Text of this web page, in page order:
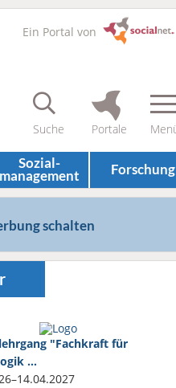
Ein Portal von
Sozial­
management Forschung
schalten
"Fachkraft für
…